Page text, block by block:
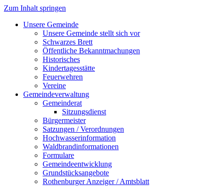
Zum Inhalt springen
Unsere Gemeinde
Unsere Gemeinde stellt sich vor
Schwarzes Brett
Öffentliche Bekanntmachungen
Historisches
Kindertagesstätte
Feuerwehren
Vereine
Gemeindeverwaltung
Gemeinderat
Sitzungsdienst
Bürgermeister
Satzungen / Verordnungen
Hochwasserinformation
Waldbrandinformationen
Formulare
Gemeindeentwicklung
Grundstücksangebote
Rothenburger Anzeiger / Amtsblatt